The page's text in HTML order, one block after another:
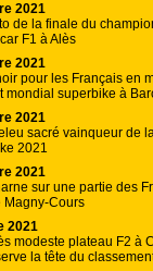
2021
de la finale du
F1 à Alès
2021
pour les Français en
mondial superbike à
2021
sacré vainqueur de
2021
2021
sur une partie des
Magny-Cours
2021
modeste plateau F2 à
la tête du